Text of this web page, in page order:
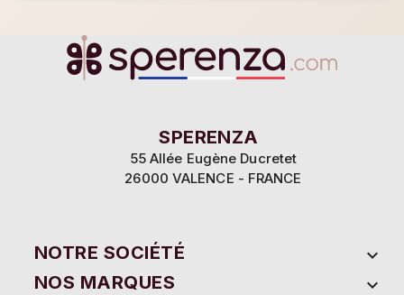
SPERENZA
55 Allée Eugène Ducretet
26000 VALENCE - FRANCE
NOTRE SOCIÉTÉ

NOS MARQUES

le bon fonctionnement de notre site